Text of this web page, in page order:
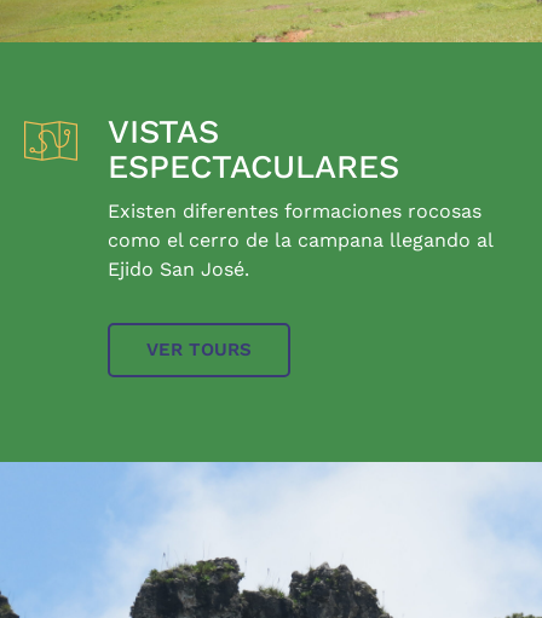
VISTAS
ESPECTACULARES
Existen diferentes formaciones rocosas
como el cerro de la campana llegando al
Ejido San José.
VER TOURS